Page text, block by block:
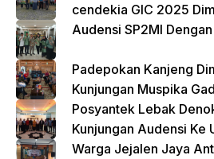
cendekia GIC 2025
dan Bazar Kreatif
Audensi SP2MI Dengan
Padepokan Kanjeng
Kunjungan Muspika
atas Kontribusi Sosial
Posyantek Lebak
Kunjungan Audensi Ke
Warga Jejalen Jaya